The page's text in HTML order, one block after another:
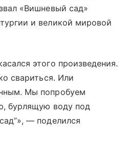
«Вишневый сад»
и великой мировой
этого произведения.
свариться. Или
Мы попробуем
бурлящую воду под
— поделился